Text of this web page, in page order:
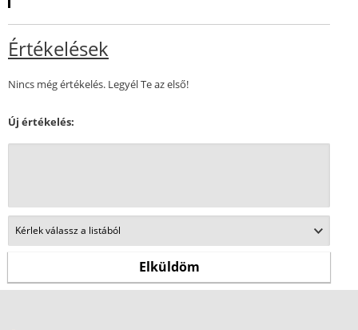
Értékelések
Nincs még értékelés. Legyél Te az első!
Új értékelés: